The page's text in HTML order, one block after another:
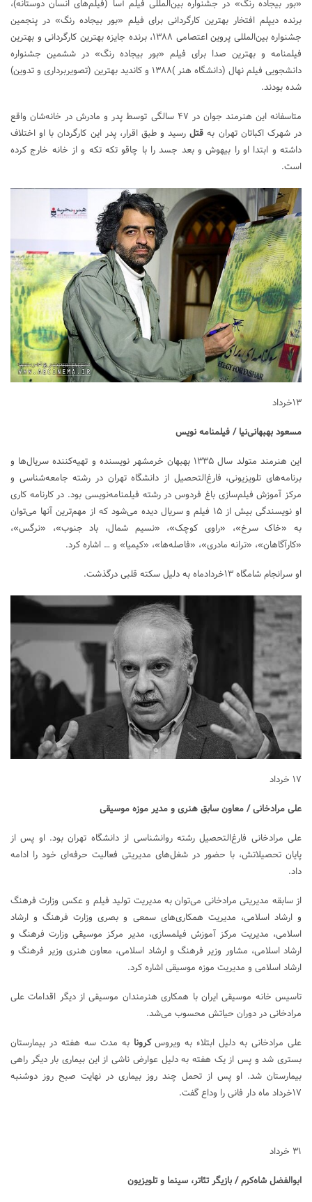
«بور بیجاده رنگ» در جشنواره بین‌المللی فیلم آسا (فیلم‌های انسان دوستانه)،
برنده دیپلم افتخار بهترین کارگردانی برای فیلم «بور بیجاده رنگ» در پنجمین
جشنواره بین‌المللی پروین اعتصامی ۱۳۸۸، برنده جایزه بهترین کارگردانی و بهترین
فیلمنامه و بهترین صدا برای فیلم «بور بیجاده رنگ» در ششمین جشنواره
دانشجویی فیلم نهال (دانشگاه هنر )۱۳۸۸ و کاندید بهترین (تصویربرداری و تدوین)
شده بودند.
متاسفانه این هنرمند جوان در ۴۷ سالگی توسط پدر و مادرش در خانه‌شان واقع
در شهرک اکباتان تهران به قتل رسید و طبق اقرار، پدر این کارگردان با او اختلاف
داشته و ابتدا او را بیهوش و بعد جسد را با چاقو تکه تکه و از خانه خارج کرده
است.
۱۳خرداد
مسعود بهبهانی‌نیا / فیلمنامه نویس
این هنرمند متولد سال ۱۳۳۵ بهبهان خرمشهر نویسنده و تهیه‌کننده سریال‌ها و
برنامه‌های تلویزیونی، فارغ‌التحصیل از دانشگاه تهران در رشته جامعه‌شناسی و
مرکز آموزش فیلم‌سازی باغ فردوس در رشته فیلمنامه‌نویسی بود. در کارنامه کاری
او نویسندگی بیش از ۱۵ فیلم و سریال دیده می‌شود که از مهم‌ترین آنها می‌توان
به «خاک سرخ»، «راوی کوچک»، «نسیم شمال، باد جنوب»، «نرگس»،
«کارآگاهان»، «ترانه مادری»، «فاصله‌ها»، «کیمیا» و … اشاره کرد.
او سرانجام شامگاه ۱۳خردادماه به دلیل سکته قلبی درگذشت.
۱۷ خرداد
علی مرادخانی / معاون سابق هنری و مدیر موزه موسیقی
علی مرادخانی فارغ‌التحصیل رشته روانشناسی از دانشگاه تهران بود. او پس از
پایان تحصیلاتش، با حضور در شغل‌های مدیریتی فعالیت حرفه‌ای خود را ادامه
داد.
از سابقه مدیریتی مرادخانی می‌توان به مدیریت تولید فیلم و عکس وزارت فرهنگ
و ارشاد اسلامی، مدیریت همکاری‌های سمعی و بصری وزارت فرهنگ و ارشاد
اسلامی، مدیریت مرکز آموزش فیلمسازی، مدیر مرکز موسیقی وزارت فرهنگ و
ارشاد اسلامی، مشاور وزیر فرهنگ و ارشاد اسلامی، معاون هنری وزیر فرهنگ و
ارشاد اسلامی و مدیریت موزه موسیقی اشاره کرد.
تاسیس خانه موسیقی ایران با همکاری هنرمندان موسیقی از دیگر اقدامات علی
مرادخانی در دوران حیاتش محسوب می‌شد.
علی مرادخانی به دلیل ابتلاء به ویروسکرونابه مدت سه هفته در بیمارستان
بستری شد و پس از یک هفته به دلیل عوارض ناشی از این بیماری بار دیگر راهی
بیمارستان شد. او پس از تحمل چند روز بیماری در نهایت صبح روز دوشنبه
۱۷خرداد ماه دار فانی را وداع گفت.
۳۱ خرداد
ابوالفضل شاه‌کرم / بازیگر تئاتر، سینما و تلویزیون